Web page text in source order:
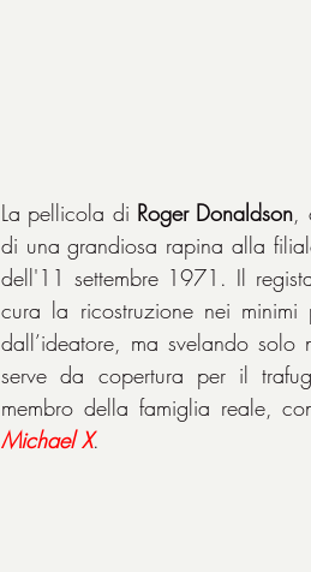
La pellicola di Roger Donaldson
di una grandiosa rapina alla
dell'11 settembre 1971. Il
cura la ricostruzione nei
dall’ideatore, ma svelando
serve da copertura per il
Michael X.